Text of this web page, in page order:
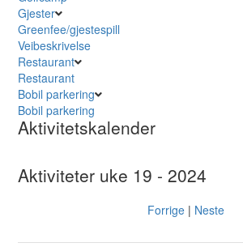
Gjester
Greenfee/gjestespill
Veibeskrivelse
Restaurant
Restaurant
Bobil parkering
Bobil parkering
Aktivitetskalender
Aktiviteter uke 19 - 2024
Forrige| Neste